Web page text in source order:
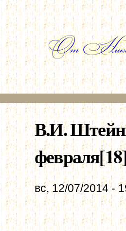
В.И.
вс, 12/07/2014 -